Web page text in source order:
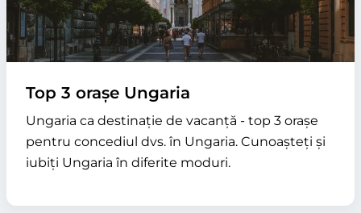
Top 3 orașe Ungaria
Ungaria ca destinație de vacanță - top 3 orașe
pentru concediul dvs. în Ungaria. Cunoașteți și
iubiți Ungaria în diferite moduri.